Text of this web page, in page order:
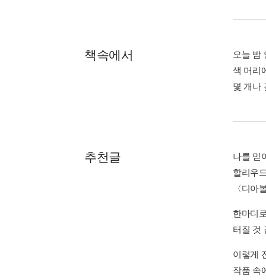
책속에서
오늘 밤
색 머리
몇 개나
추천글
나를 믿
할리우
〈디아
한마디
터질 것
이렇게
작품 속